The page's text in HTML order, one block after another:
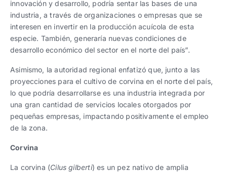
innovación y desarrollo, podría sentar las bases de una
industria, a través de organizaciones o empresas que se
interesen en invertir en la producción acuícola de esta
especie. También, generaría nuevas condiciones de
desarrollo económico del sector en el norte del país”.
Asimismo, la autoridad regional enfatizó que, junto a las
proyecciones para el cultivo de corvina en el norte del país,
lo que podría desarrollarse es una industria integrada por
una gran cantidad de servicios locales otorgados por
pequeñas empresas, impactando positivamente el empleo
de la zona.
Corvina
La corvina (Cilus gilberti) es un pez nativo de amplia